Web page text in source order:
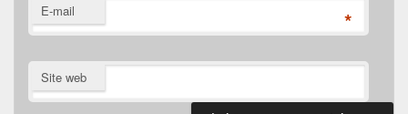
E-mail *
Site web